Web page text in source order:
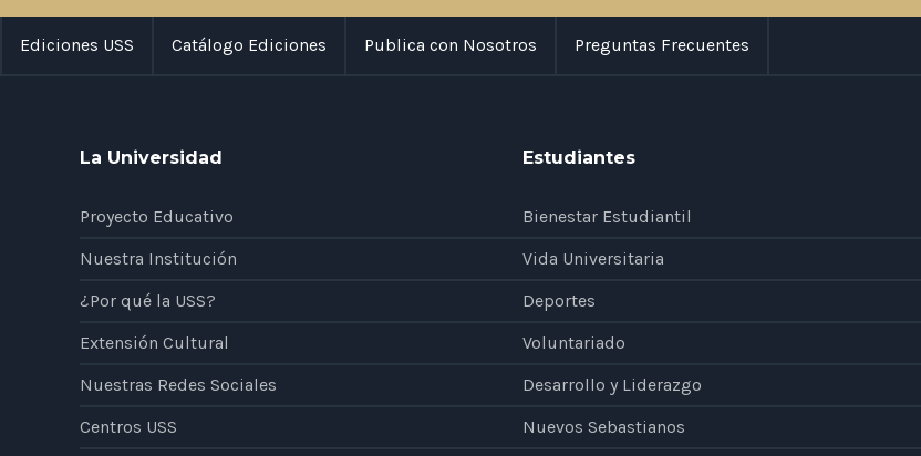
Ediciones USS Catálogo Ediciones Publica con Nosotros Preguntas Frecuentes
La Universidad
Proyecto Educativo
Nuestra Institución
¿Por qué la USS?
Extensión Cultural
Nuestras Redes Sociales
Centros USS
Estudiantes
Bienestar Estudiantil
Vida Universitaria
Deportes
Voluntariado
Desarrollo y Liderazgo
Nuevos Sebastianos